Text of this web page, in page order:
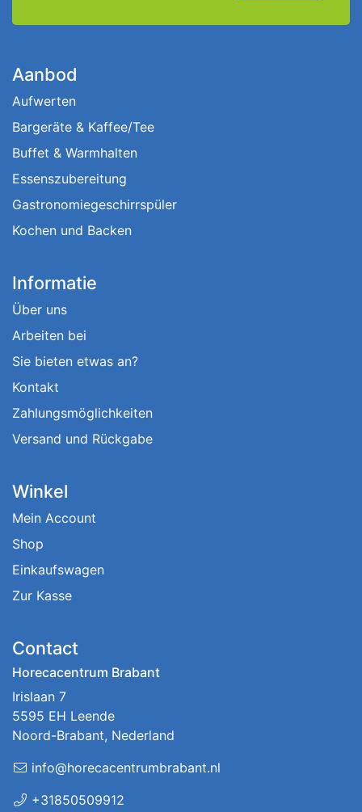
Aanbod
Aufwerten
Bargeräte & Kaffee/Tee
Buffet & Warmhalten
Essenszubereitung
Gastronomiegeschirrspüler
Kochen und Backen
Informatie
Über uns
Arbeiten bei
Sie bieten etwas an?
Kontakt
Zahlungsmöglichkeiten
Versand und Rückgabe
Winkel
Mein Account
Shop
Einkaufswagen
Zur Kasse
Contact
Horecacentrum Brabant
Irislaan 7
5595 EH Leende
Noord-Brabant, Nederland
info@horecacentrumbrabant.nl
+31850509912